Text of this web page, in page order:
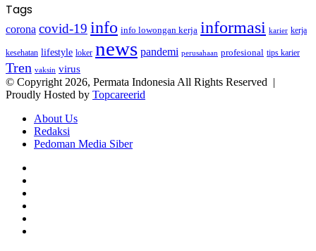
Tags
corona covid-19 info info lowongan kerja informasi karier kerja
kesehatan lifestyle loker news pandemi perusahaan profesional tips karier
Tren vaksin virus
© Copyright 2026, Permata Indonesia All Rights Reserved |
Proudly Hosted by Topcareerid
About Us
Redaksi
Pedoman Media Siber